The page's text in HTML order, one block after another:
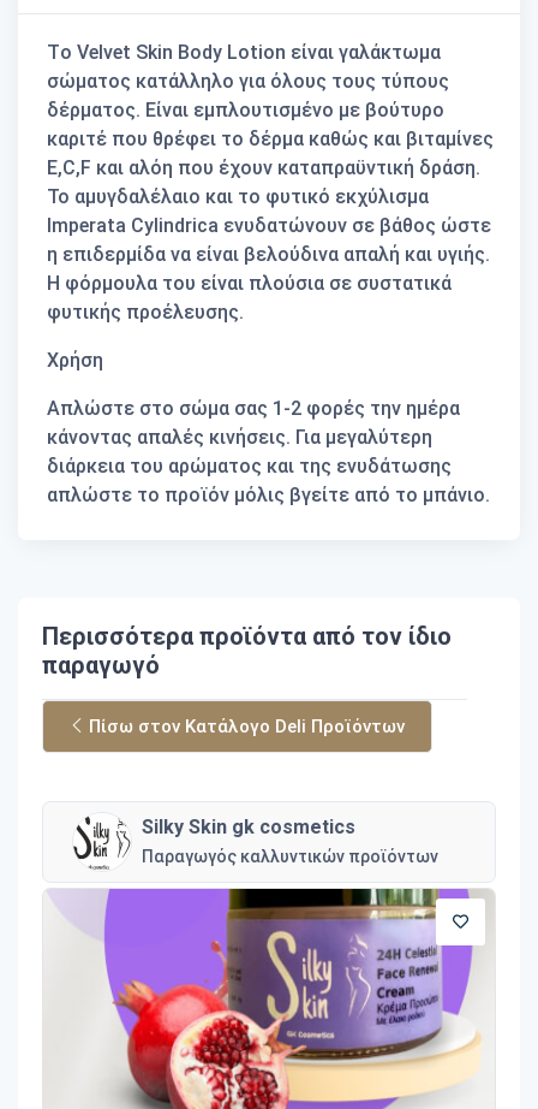
Τo Velvet Skin Body Lotion είναι γαλάκτωμα
σώματος κατάλληλο για όλους τους τύπους
δέρματος. Είναι εμπλουτισμένο με βούτυρο
καριτέ που θρέφει το δέρμα καθώς και βιταμίνες
E,C,F και αλόη που έχουν καταπραϋντική δράση.
Το αμυγδαλέλαιο και το φυτικό εκχύλισμα
Imperata Cylindrica ενυδατώνουν σε βάθος ώστε
η επιδερμίδα να είναι βελούδινα απαλή και υγιής.
Η φόρμουλα του είναι πλούσια σε συστατικά
φυτικής προέλευσης.
Χρήση
Απλώστε στο σώμα σας 1-2 φορές την ημέρα
κάνοντας απαλές κινήσεις. Για μεγαλύτερη
διάρκεια του αρώματος και της ενυδάτωσης
απλώστε το προϊόν μόλις βγείτε από το μπάνιο.
Περισσότερα προϊόντα από τον ίδιο
παραγωγό
Πίσω στον Κατάλογο Deli Προϊόντων
Silky Skin gk cosmetics
Παραγωγός καλλυντικών προϊόντων